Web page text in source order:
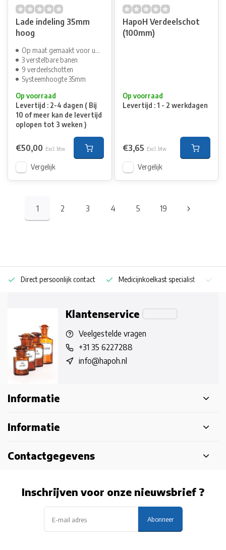
Lade indeling 35mm
hoog
Op maat gemaakt voor uw lade
3 verstelbare banen
9 verdeelschotten
Systeemhoogte 35mm
Op voorraad
Levertijd : 2-4 dagen ( Bij
10 of meer kan de levertijd
oplopen tot 3 weken )
€50,00 Excl. btw
Vergelijk
HapoH Verdeelschot
(100mm)
Op voorraad
Levertijd : 1 - 2 werkdagen
€3,65 Excl. btw
Vergelijk
1 2 3 4 5 19
Direct persoonlijk contact Medicijnkoelkast specialist
Klantenservice
Veelgestelde vragen
+31 35 6227288
info@hapoh.nl
Informatie
Informatie
Contactgegevens
Inschrijven voor onze nieuwsbrief ?
Abonneer